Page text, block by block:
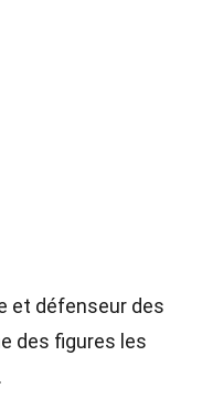
et défenseur des
des figures les